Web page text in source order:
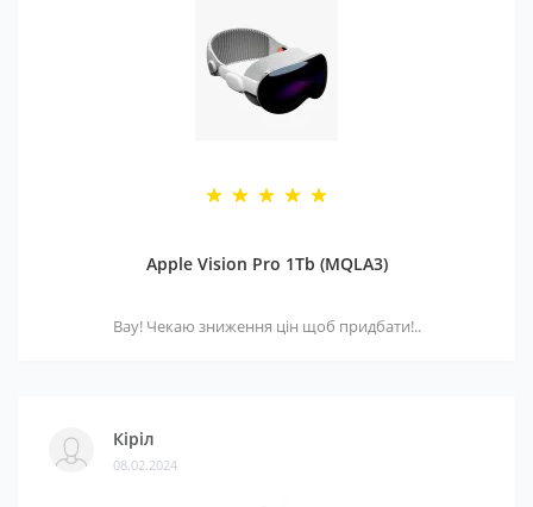
Apple Vision Pro 1Tb (MQLA3)
Вау! Чекаю зниження цін щоб придбати!..
Кіріл
08.02.2024